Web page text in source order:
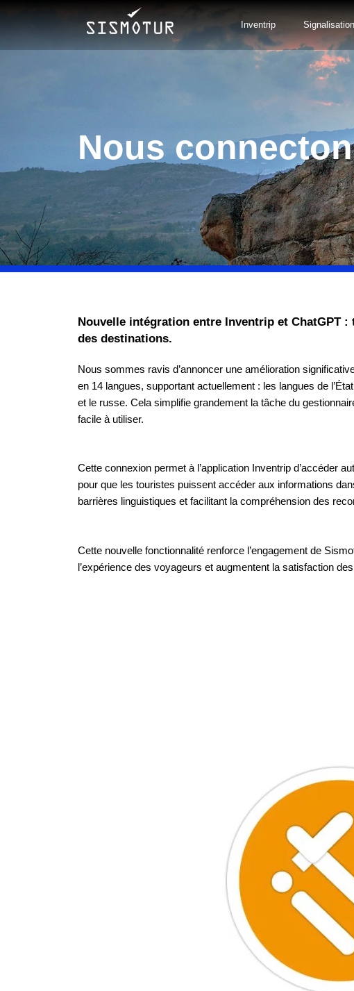
Inventrip
Nous
Nouvelle intégration entre Inventrip et ChatGPT
des destinations.
Nous sommes ravis d’annoncer une amélioration
en 14 langues, supportant actuellement : les langues de
et le russe. Cela simplifie grandement la tâche du
facile à utiliser.
Cette connexion permet à l’application Inventrip d’accéder
pour que les touristes puissent accéder aux informations
barrières linguistiques et facilitant la compréhension des
Cette nouvelle fonctionnalité renforce l’engagement de
l’expérience des voyageurs et augmentent la satisfaction